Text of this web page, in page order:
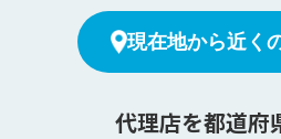
現在地から近く
代理店を都道府